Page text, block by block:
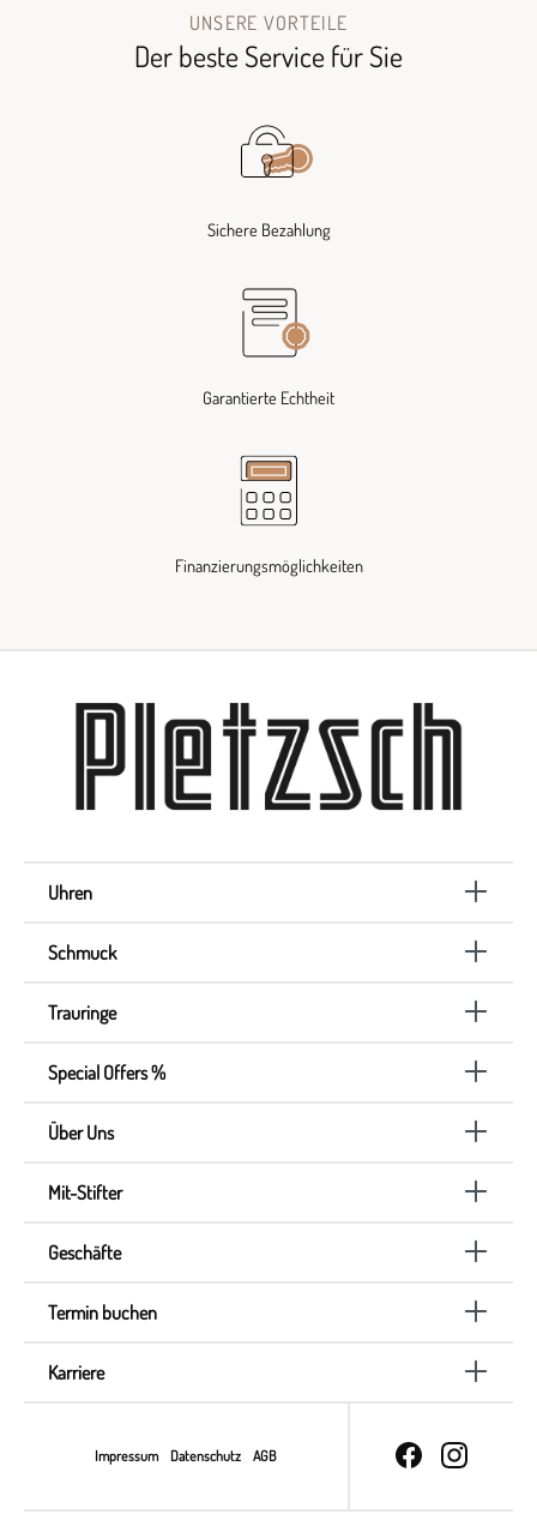
UNSERE VORTEILE
Der beste Service für Sie
Sichere Bezahlung
Garantierte Echtheit
Finanzierungsmöglichkeiten
Uhren
Schmuck
Trauringe
Special Offers %
Über Uns
Mit-Stifter
Geschäfte
Termin buchen
Karriere
Impressum Datenschutz AGB